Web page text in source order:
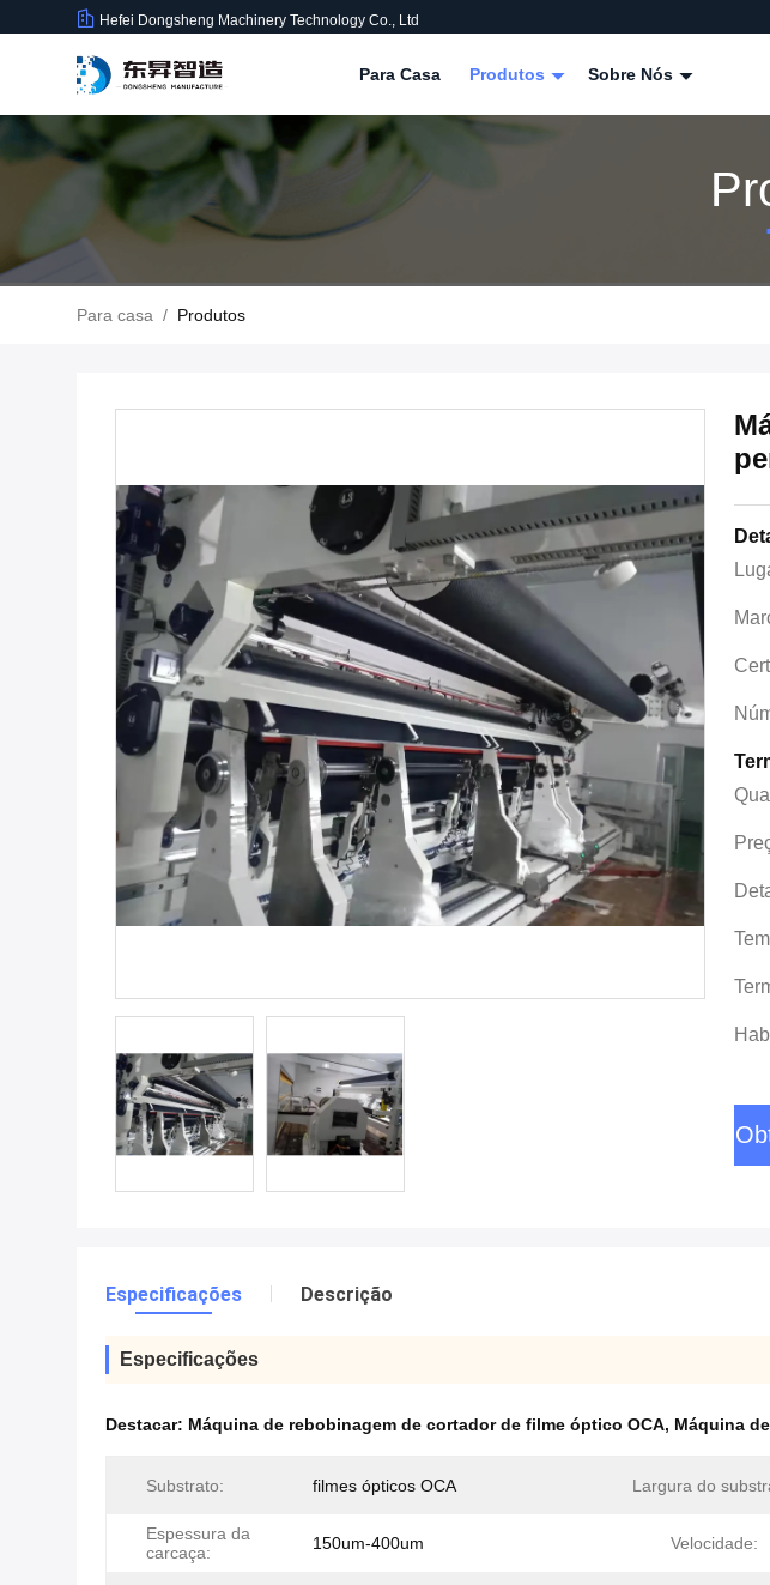
Hefei Dongsheng Machinery Technology Co., Ltd
Para Casa Produtos Sobre Nós
Para casa / Produtos
Especificações Descrição
Especificações
Destacar: Máquina de rebobinagem de cortador de filme óptico OCA, Máquina
Substrato: filmes ópticos OCA Largura do
Espessura da
carcaça:
150um-400um Velocidade: